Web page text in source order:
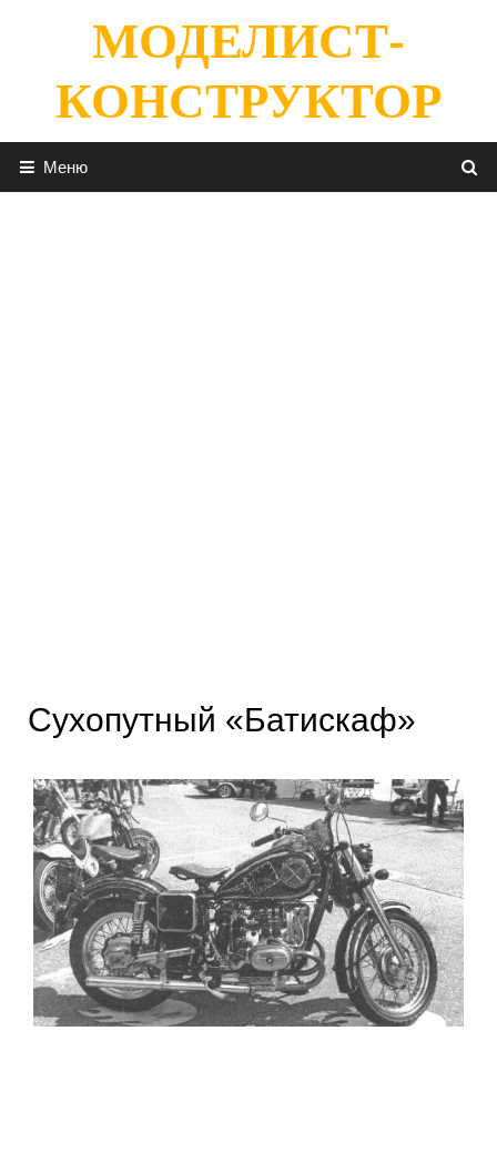
содержимомуМОДЕЛИСТ-
КОНСТРУКТОР
Меню
Сухопутный «Батискаф»